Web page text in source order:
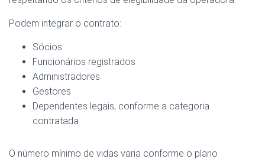
Podem integrar o contrato:
Sócios
Funcionários registrados
Administradores
Gestores
Dependentes legais, conforme a categoria
contratada
O número mínimo de vidas varia conforme o plano